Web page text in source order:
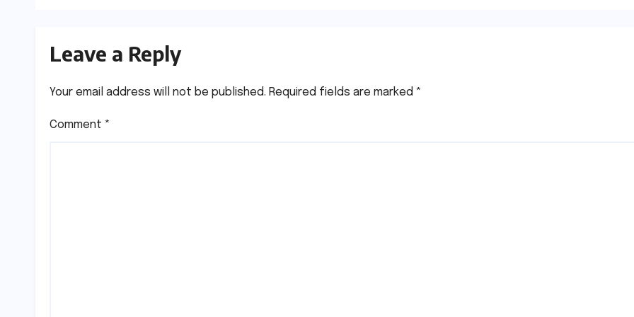
Leave a Reply
Your email address will not be published. Required fields are marked *
Comment *